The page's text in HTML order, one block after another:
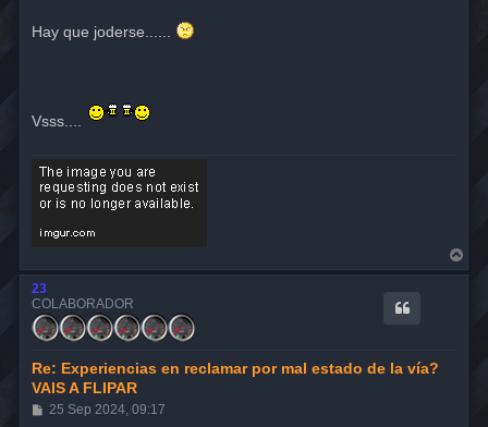
Hay que joderse......
Vsss....
r
23
COLABORADOR
Re: Experiencias en reclamar por mal estado de la vía?
VAIS A FLIPAR
M
25 Sep 2024, 09:17